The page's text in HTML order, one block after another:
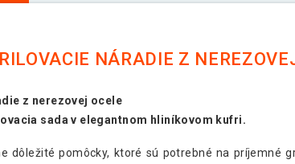
NÁRADIE Z
z nerezovej ocele
sada v elegantnom hliníkovom kufri.
dôležité pomôcky, ktoré sú potrebné na príjemné